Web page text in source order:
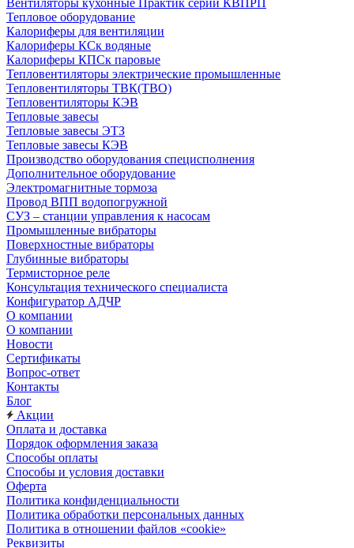
Вентиляторы кухонные Практик серии КВПРП
Тепловое оборудование
Калориферы для вентиляции
Калориферы КСк водяные
Калориферы КПСк паровые
Тепловентиляторы электрические промышленные
Тепловентиляторы ТВК(ТВО)
Тепловентиляторы КЭВ
Тепловые завесы
Тепловые завесы ЭТЗ
Тепловые завесы КЭВ
Производство оборудования специсполнения
Дополнительное оборудование
Электромагнитные тормоза
Провод ВПП водопогружной
СУЗ – станции управления к насосам
Промышленные вибраторы
Поверхностные вибраторы
Глубинные вибраторы
Термисторное реле
Консультация технического специалиста
Конфигуратор АДЧР
О компании
О компании
Новости
Сертификаты
Вопрос-ответ
Контакты
Блог
Акции
Оплата и доставка
Порядок оформления заказа
Способы оплаты
Способы и условия доставки
Оферта
Политика конфиденциальности
Политика обработки персональных данных
Политика в отношении файлов «cookie»
Реквизиты